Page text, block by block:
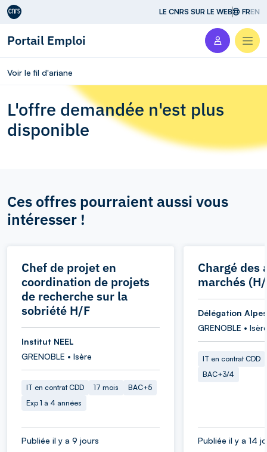
Aller au contenu LE CNRS SUR LE WEB FREN
Portail Emploi
Voir le fil d'ariane
L'offre demandée n'est plus
disponible
Ces offres pourraient aussi vous
intéresser !
Chef de projet en
coordination de projets
de recherche sur la
sobriété H/F
Institut NEEL
GRENOBLE • Isère
IT en contrat CDD 17 mois
BAC+5
Exp 1 à 4 années
Publiée il y a 9 jours
Chargé des
marchés
Délégation Alpes
GRENOBLE •
IT en contrat CDD
BAC+3/4
Publiée il y a 14